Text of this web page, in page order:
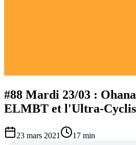
#88 Mardi 23/03 :
ELMBT et l'Ultra-
23 mars 2021 17 min